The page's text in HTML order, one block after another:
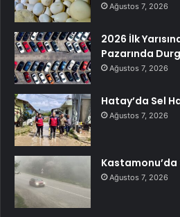
Ağustos 7, 2026
2026 İlk
Pazarında
Ağustos 7, 2026
Hatay’da Sel
Ağustos 7, 2026
Ağustos 7, 2026